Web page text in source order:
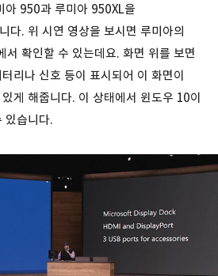
아 950과 루미아 950XL을
다. 위 시연 영상을 보시면 루미아의
서 확인할 수 있는데요. 화면 위를 보면
리나 신호 등이 표시되어 이 화면이
게 해줍니다. 이 상태에서 윈도우 10이
있습니다.